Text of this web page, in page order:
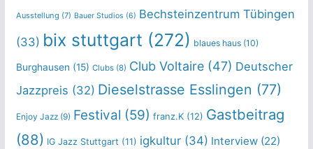
Ausstellung (7) Bauer Studios (6) Bechsteinzentrum Tübingen
(33) bix stuttgart (272) blaues haus(10)
Burghausen (15) Clubs(8) Club Voltaire(47) Deutscher
Jazzpreis (32) Dieselstrasse Esslingen (77)
Enjoy Jazz(9) Festival (59) franz.K(12) Gastbeitrag
(88) IG Jazz Stuttgart (11) igkultur(34) Interview(22)